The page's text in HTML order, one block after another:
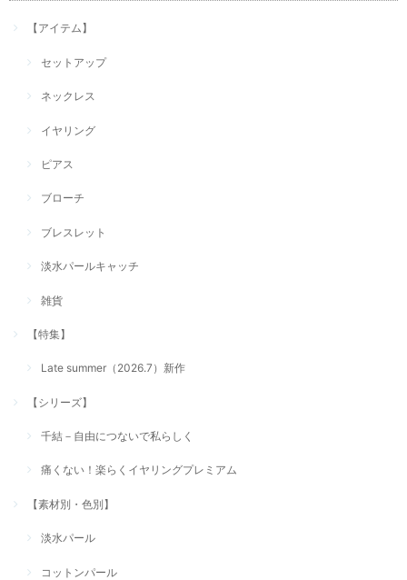
【アイテム】
セットアップ
ネックレス
イヤリング
ピアス
ブローチ
ブレスレット
淡水パールキャッチ
雑貨
【特集】
Late summer（2026.7）新作
【シリーズ】
千結－自由につないで私らしく
痛くない！楽らくイヤリングプレミアム
【素材別・色別】
淡水パール
コットンパール